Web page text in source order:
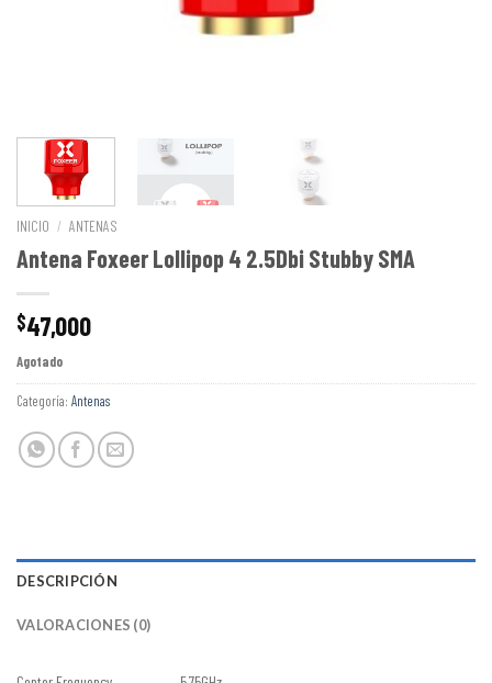
INICIO / ANTENAS
Antena Foxeer Lollipop 4 2.5Dbi Stubby SMA
$47,000
Agotado
Categoría: Antenas
DESCRIPCIÓN
VALORACIONES (0)